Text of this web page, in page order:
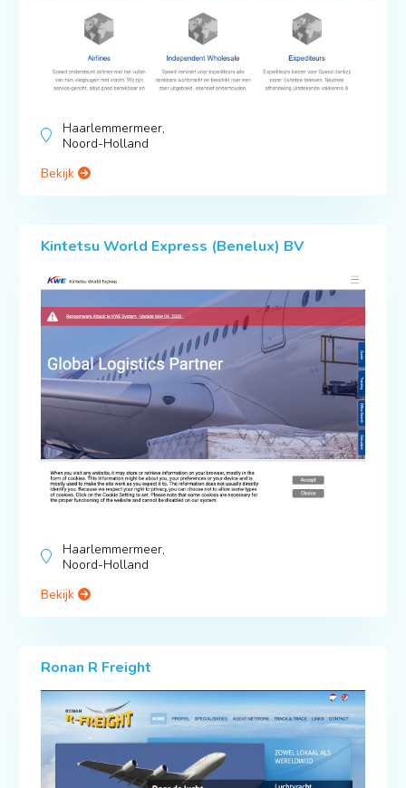
Haarlemmermeer,
Noord-Holland
Bekijk
Kintetsu World Express (Benelux) BV
Haarlemmermeer,
Noord-Holland
Bekijk
Ronan R Freight